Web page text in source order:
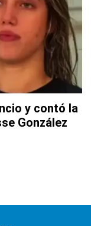
y contó la
González